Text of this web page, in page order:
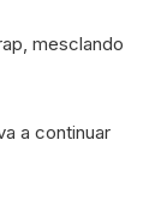
mesclando
a continuar